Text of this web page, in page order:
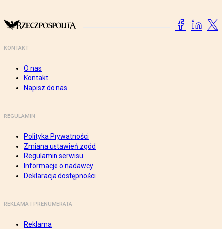
KONTAKT
O nas
Kontakt
Napisz do nas
REGULAMIN
Polityka Prywatności
Zmiana ustawień zgód
Regulamin serwisu
Informacje o nadawcy
Deklaracja dostępności
REKLAMA I PRENUMERATA
Reklama